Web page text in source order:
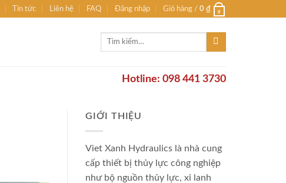
Tin tức Liên hệ FAQ Đăng nhập Giỏ hàng / 0 ₫ 0
Tìm
Hotline: 098 441 3730
GIỚI THIỆU
Viet Xanh Hydraulics là nhà cung
cấp thiết bị thủy lực công nghiệp
như bộ nguồn thủy lực, xi lanh